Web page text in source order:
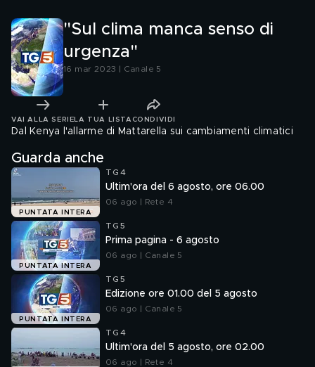
"Sul clima manca senso di
urgenza"
16 mar 2023 | Canale 5
VAI ALLA SERIE LA TUA LISTA CONDIVIDI
Dal Kenya l'allarme di Mattarella sui cambiamenti climatici
Guarda anche
PUNTATA INTERA
TG4
Ultim'ora del 6 agosto, ore 06.00
06 ago | Rete 4
PUNTATA INTERA
TG5
Prima pagina - 6 agosto
06 ago | Canale 5
PUNTATA INTERA
TG5
Edizione ore 01.00 del 5 agosto
06 ago | Canale 5
TG4
Ultim'ora del 5 agosto, ore 02.00
06 ago | Rete 4